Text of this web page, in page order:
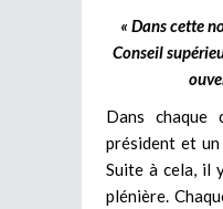
« Dans cette
Conseil
Dans
président et
Suite à cela, il
plénière.